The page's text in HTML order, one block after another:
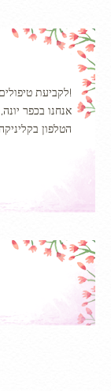
לקביעת טיפולים או השתתפות בסדנאות - צרו איתנו קשר!
אנחנו בכפר
הטלפון בקליניקה: 077-